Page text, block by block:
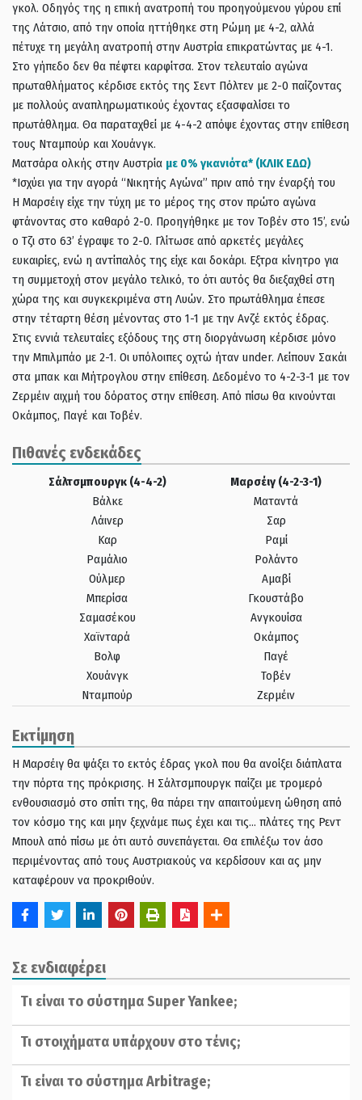
γκολ. Οδηγός της η επική ανατροπή του προηγούμενου γύρου επί
της Λάτσιο, από την οποία ηττήθηκε στη Ρώμη με 4-2, αλλά
πέτυχε τη μεγάλη ανατροπή στην Αυστρία επικρατώντας με 4-1.
Στο γήπεδο δεν θα πέφτει καρφίτσα. Στον τελευταίο αγώνα
πρωταθλήματος κέρδισε εκτός της Σεντ Πόλτεν με 2-0 παίζοντας
με πολλούς αναπληρωματικούς έχοντας εξασφαλίσει το
πρωτάθλημα. Θα παραταχθεί με 4-4-2 απόψε έχοντας στην επίθεση
τους Νταμπούρ και Χουάνγκ.
Ματσάρα ολκής στην Αυστρία με 0% γκανιότα* (ΚΛΙΚ ΕΔΩ)
*Ισχύει για την αγορά “Νικητής Αγώνα” πριν από την έναρξή του
Η Μαρσέιγ είχε την τύχη με το μέρος της στον πρώτο αγώνα
φτάνοντας στο καθαρό 2-0. Προηγήθηκε με τον Τοβέν στο 15’, ενώ
ο Τζι στο 63’ έγραψε το 2-0. Γλίτωσε από αρκετές μεγάλες
ευκαιρίες, ενώ η αντίπαλός της είχε και δοκάρι. Εξτρα κίνητρο για
τη συμμετοχή στον μεγάλο τελικό, το ότι αυτός θα διεξαχθεί στη
χώρα της και συγκεκριμένα στη Λυών. Στο πρωτάθλημα έπεσε
στην τέταρτη θέση μένοντας στο 1-1 με την Ανζέ εκτός έδρας.
Στις εννιά τελευταίες εξόδους της στη διοργάνωση κέρδισε μόνο
την Μπιλμπάο με 2-1. Οι υπόλοιπες οχτώ ήταν under. Λείπουν Σακάι
στα μπακ και Μήτρογλου στην επίθεση. Δεδομένο το 4-2-3-1 με τον
Ζερμέιν αιχμή του δόρατος στην επίθεση. Από πίσω θα κινούνται
Οκάμπος, Παγέ και Τοβέν.
Πιθανές ενδεκάδες
Σάλτσμπουργκ (4-4-2)
Βάλκε
Λάινερ
Καρ
Ραμάλιο
Ούλμερ
Μπερίσα
Σαμασέκου
Χαϊνταρά
Βολφ
Χουάνγκ
Νταμπούρ
Μαρσέιγ (4-2-3-1)
Ματαντά
Σαρ
Ραμί
Ρολάντο
Αμαβί
Γκουστάβο
Ανγκουίσα
Οκάμπος
Παγέ
Τοβέν
Ζερμέιν
Εκτίμηση
Η Μαρσέιγ θα ψάξει το εκτός έδρας γκολ που θα ανοίξει διάπλατα
την πόρτα της πρόκρισης. Η Σάλτσμπουργκ παίζει με τρομερό
ενθουσιασμό στο σπίτι της, θα πάρει την απαιτούμενη ώθηση από
τον κόσμο της και μην ξεχνάμε πως έχει και τις… πλάτες της Ρεντ
Μπουλ από πίσω με ότι αυτό συνεπάγεται. Θα επιλέξω τον άσο
περιμένοντας από τους Αυστριακούς να κερδίσουν και ας μην
καταφέρουν να προκριθούν.
Σε ενδιαφέρει
Tι είναι το σύστημα Super Yankee;
Τι στοιχήματα υπάρχουν στο τένις;
Τι είναι το σύστημα Arbitrage;